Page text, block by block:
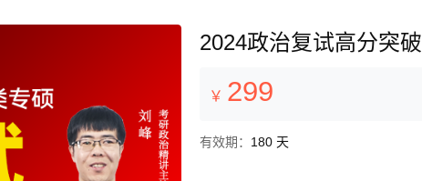
2024政治复试高分突破
￥ 299
有效期： 180 天